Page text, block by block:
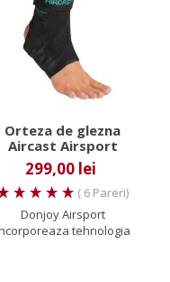
Orteza de glezna
Aircast Airsport
299,00 lei
( 6 Pareri)
Donjoy Airsport
tehnologia